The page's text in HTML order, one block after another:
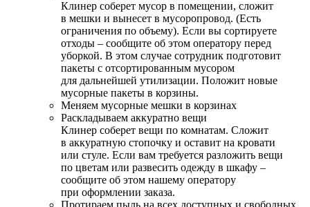
Клинер соберет мусор в помещении, сложит
в мешки и вынесет в мусоропровод. (Есть
ограничения по объему). Если вы сортируете
отходы – сообщите об этом оператору перед
уборкой. В этом случае сотрудник подготовит
пакеты с отсортированным мусором
для дальнейшей утилизации. Положит новые
мусорные пакеты в корзины.
Меняем мусорные мешки в корзинах
Раскладываем аккуратно вещи
Клинер соберет вещи по комнатам. Сложит
в аккуратную стопочку и оставит на кровати
или стуле. Если вам требуется разложить вещи
по цветам или развесить одежду в шкафу –
сообщите об этом нашему оператору
при оформлении заказа.
Протираем пыль на всех доступных и свободных